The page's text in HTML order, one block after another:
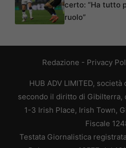
certo: “Ha tutto
ruolo”
Redazione - Privacy
HUB ADV LIMITED,
secondo il diritto di Gibilterra,
1-3 Irish Place, Irish Town,
Fiscale
Testata Giornalistica